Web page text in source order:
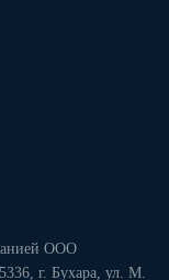
ООО
г. Бухара, ул. М.